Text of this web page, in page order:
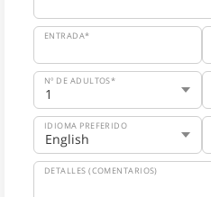
ENTRADA*
Nº DE ADULTOS*
IDIOMA PREFERIDO
DETALLES (COMENTARIOS)